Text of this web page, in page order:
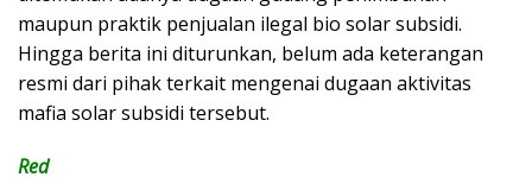
maupun praktik penjualan ilegal bio solar subsidi.
Hingga berita ini diturunkan, belum ada keterangan
resmi dari pihak terkait mengenai dugaan aktivitas
mafia solar subsidi tersebut.
Red